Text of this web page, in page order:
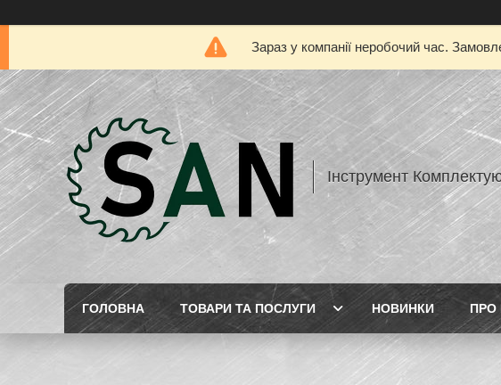
Зараз у компанії неробочий час.
Інструмент
ГОЛОВНА ТОВАРИ ТА ПОСЛУГИ НОВИНКИ ПРО